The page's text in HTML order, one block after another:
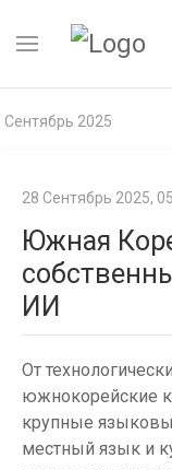
Сентябрь 2025
28 Сентябрь 2025,
Южная
ИИ
От
южнокорейские
крупные
местный язык и